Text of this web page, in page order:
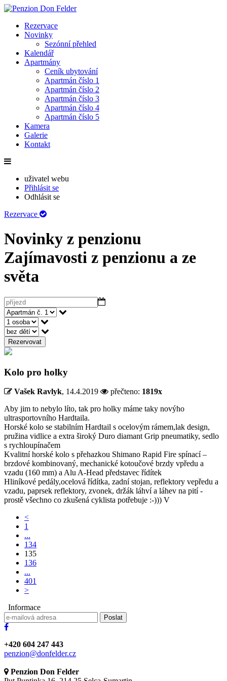
Rezervace
Novinky
Sezónní přehled
Kalendář
Apartmány
Ceník ubytování
Apartmán číslo 1
Apartmán číslo 2
Apartmán číslo 3
Apartmán číslo 4
Apartmán číslo 5
Kamera
Galerie
Kontakt
uživatel webu
Přihlásit se
Odhlásit se
Rezervace
Novinky z penzionu
Zajímavosti z penzionu a ze
světa
Rezervovat
Kolo pro holky
Vašek Ravlyk, 14.4.2019 přečteno: 1819x
Aby jim to nebylo líto, tak pro holky máme taky novýho
ultrasportovního Hardtaila.
Horské kolo se stabilním Hardtail s ocelovým rámem,lak design,
pružina vidlice a extra široký Duro diamant Grip pneumatiky, sedlo
s rychloupínačem
Kvalitní horské kolo s přehazkou Shimano Rapid Fire spínací –
brzdové kombinovaný, mechanické kotoučové brzdy vpředu a
vzadu (160 mm) a Alu A-Head představec řídítek
Hliníkové pedály,ocelová řídítka, zadní stojan, reflektory vepředu a
vzadu, paprsek reflektory, zvonek, držák láhví a láhev na pití -
prostě všechno co zkušená cyklista potřebuje :-))) V
<
1
...
134
135
136
...
401
>
Informace
Poslat
+420 604 247 443
penzion@donfelder.cz
Penzion Don Felder